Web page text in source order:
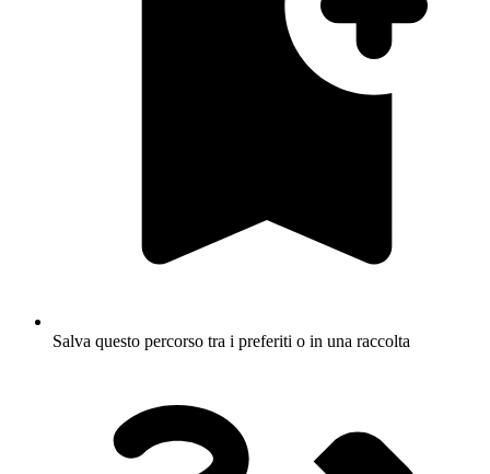
Salva questo percorso tra i preferiti o in una raccolta